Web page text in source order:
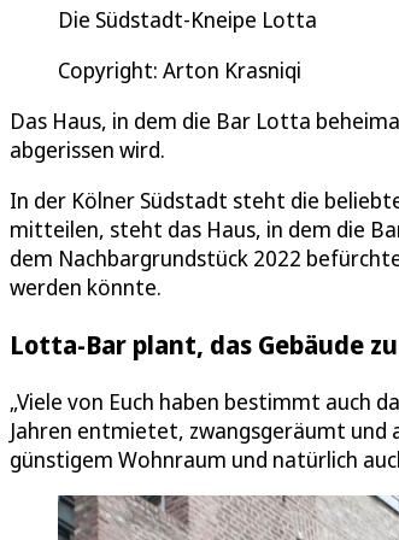
Die Südstadt-Kneipe Lotta
Copyright: Arton Krasniqi
Das Haus, in dem die Bar Lotta
abgerissen wird.
In der Kölner Südstadt steht die
mitteilen, steht das Haus, in dem die
dem Nachbargrundstück 2022
werden könnte.
Lotta-Bar plant, das Gebäude
„Viele von Euch haben bestimmt auch
Jahren entmietet, zwangsgeräumt und
günstigem Wohnraum und natürlich